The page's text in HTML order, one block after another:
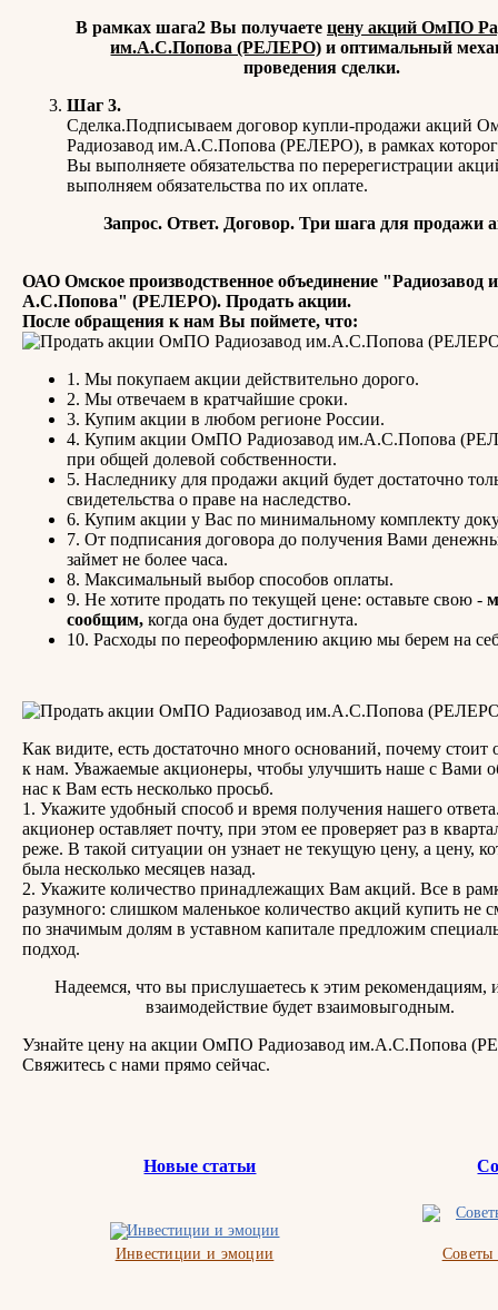
В рамках шага2 Вы получаете цену акций ОмПО
им.А.С.Попова (РЕЛЕРО) и оптимальный
проведения сделки.
Шаг 3.
Сделка.Подписываем договор купли-продажи акций
Радиозавод им.А.С.Попова (РЕЛЕРО), в рамках
Вы выполняете обязательства по перерегистрации
выполняем обязательства по их оплате.
Запрос. Ответ. Договор. Три шага для продажи
ОАО Омское производственное объединение "Радиозавод
А.С.Попова" (РЕЛЕРО). Продать акции.
После обращения к нам Вы поймете, что:
1. Мы покупаем акции действительно дорого.
2. Мы отвечаем в кратчайшие сроки.
3. Купим акции в любом регионе России.
4. Купим акции ОмПО Радиозавод им.А.С.Попова
при общей долевой собственности.
5. Наследнику для продажи акций будет достаточно
свидетельства о праве на наследство.
6. Купим акции у Вас по минимальному комплекту
7. От подписания договора до получения Вами
займет не более часа.
8. Максимальный выбор способов оплаты.
9. Не хотите продать по текущей цене: оставьте свою -
сообщим, когда она будет достигнута.
10. Расходы по переоформлению акцию мы берем на
Как видите, есть достаточно много оснований, почему стоит
к нам. Уважаемые акционеры, чтобы улучшить наше с Вами
нас к Вам есть несколько просьб.
1. Укажите удобный способ и время получения нашего
акционер оставляет почту, при этом ее проверяет раз в
реже. В такой ситуации он узнает не текущую цену, а цену,
была несколько месяцев назад.
2. Укажите количество принадлежащих Вам акций. Все в
разумного: слишком маленькое количество акций купить не
по значимым долям в уставном капитале предложим
подход.
Надеемся, что вы прислушаетесь к этим рекомендациям,
взаимодействие будет взаимовыгодным.
Узнайте цену на акции ОмПО Радиозавод им.А.С.Попова
Свяжитесь с нами прямо сейчас.
Новые статьи
Инвестиции и эмоции Советы